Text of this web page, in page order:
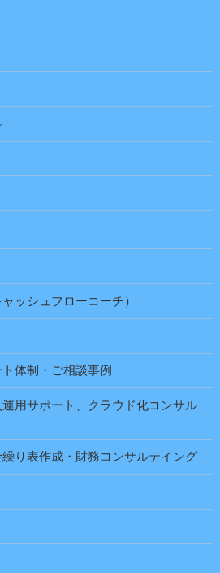
ッシュフローコーチ）
体制・ご相談事例
用サポート、クラウド化コンサル
り表作成・財務コンサルテイング